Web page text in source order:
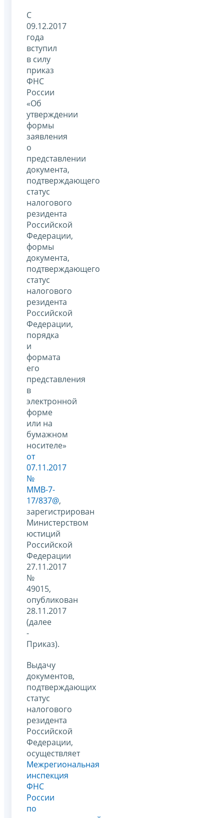
С
09.12.2017
года
вступил
в силу
приказ
ФНС
России
«Об
утверждении
формы
заявления
о
представлении
документа,
подтверждающего
статус
налогового
резидента
Российской
Федерации,
формы
документа,
подтверждающего
статус
налогового
резидента
Российской
Федерации,
порядка
и
формата
его
представления
в
электронной
форме
или на
бумажном
носителе»
от
07.11.2017
№
ММВ-7-
17/837@,
зарегистрирован
Министерством
юстиций
Российской
Федерации
27.11.2017
№
49015,
опубликован
28.11.2017
(далее
-
Приказ).
Выдачу
документов,
подтверждающих
статус
налогового
резидента
Российской
Федерации,
осуществляет
Межрегиональная
инспекция
ФНС
России
по